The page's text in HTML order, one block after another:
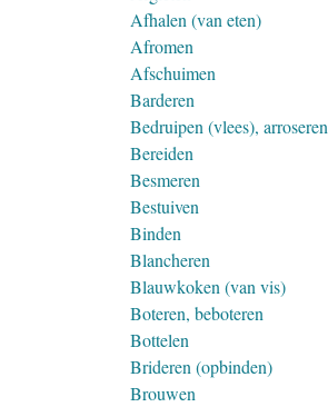
Afhalen (van eten)
Afromen
Afschuimen
Barderen
Bedruipen (vlees), arroseren
Bereiden
Besmeren
Bestuiven
Binden
Blancheren
Blauwkoken (van vis)
Boteren, beboteren
Bottelen
Brideren (opbinden)
Brouwen